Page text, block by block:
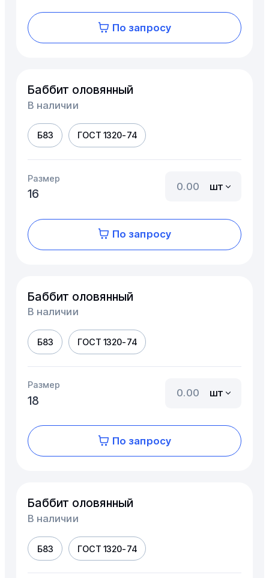
По запросу
Баббит оловянный
В наличии
Б83 ГОСТ 1320-74
Размер
16
шт
По запросу
Баббит оловянный
В наличии
Б83 ГОСТ 1320-74
Размер
18
шт
По запросу
Баббит оловянный
В наличии
Б83 ГОСТ 1320-74